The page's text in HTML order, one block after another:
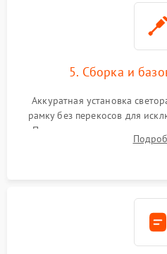
5. Сборка и
Аккуратная установка
рамку без перекосов для
Подключение внутренних
Сброс настроек и обновление